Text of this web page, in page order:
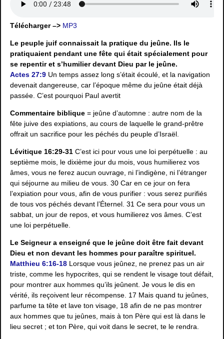
Télécharger –> MP3
Le peuple juif connaissait la pratique du jeûne. Ils le
pratiquaient pendant une fête qui était spécialement pour
se repentir et s’humilier devant Dieu par le jeûne.
Actes 27:9 Un temps assez long s’était écoulé, et la navigation
devenait dangereuse, car l’époque même du jeûne était déjà
passée. C’est pourquoi Paul avertit
Commentaire biblique = jeûne d’automne : autre nom de la
fête juive des expiations, au cours de laquelle le grand-prêtre
offrait un sacrifice pour les péchés du peuple d’Israël.
Lévitique 16:29-31 C’est ici pour vous une loi perpétuelle : au
septième mois, le dixième jour du mois, vous humilierez vos
âmes, vous ne ferez aucun ouvrage, ni l’indigène, ni l’étranger
qui séjourne au milieu de vous. 30 Car en ce jour on fera
l’expiation pour vous, afin de vous purifier : vous serez purifiés
de tous vos péchés devant l’Éternel. 31 Ce sera pour vous un
sabbat, un jour de repos, et vous humilierez vos âmes. C’est
une loi perpétuelle.
Le Seigneur a enseigné que le jeûne doit être fait devant
Dieu et non devant les hommes pour paraître spirituel.
Matthieu 6:16-18 Lorsque vous jeûnez, ne prenez pas un air
triste, comme les hypocrites, qui se rendent le visage tout défait,
pour montrer aux hommes qu’ils jeûnent. Je vous le dis en
vérité, ils reçoivent leur récompense. 17 Mais quand tu jeûnes,
parfume ta tête et lave ton visage, 18 afin de ne pas montrer
aux hommes que tu jeûnes, mais à ton Père qui est là dans le
lieu secret ; et ton Père, qui voit dans le secret, te le rendra.